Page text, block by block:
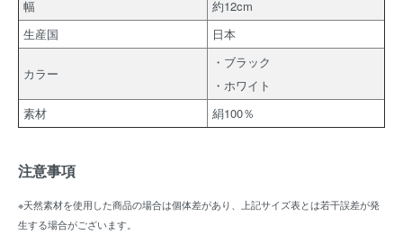
幅
約12cm
生産国
日本
カラー
・ブラック
・ホワイト
素材
絹100％
注意事項
※天然素材を使用した商品の場合は個体差があり、上記サイズ表とは若干誤差が発
生する場合がございます。